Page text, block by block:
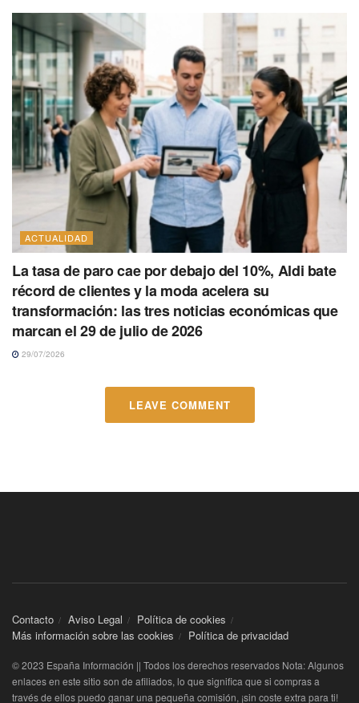
ACTUALIDAD
La tasa de paro cae por debajo del 10%, Aldi bate
récord de clientes y la moda acelera su
transformación: las tres noticias económicas que
marcan el 29 de julio de 2026
29/07/2026
LEAVE COMMENT
Contacto Aviso Legal
Política de cookies
Más información sobre las cookies
Política de privacidad
© 2023 España Información || Todos los derechos reservados Nota: Algunos
enlaces en este sitio son de afiliados, lo que significa que si compras a
través de ellos puedo ganar una pequeña comisión, ¡sin coste extra para ti!